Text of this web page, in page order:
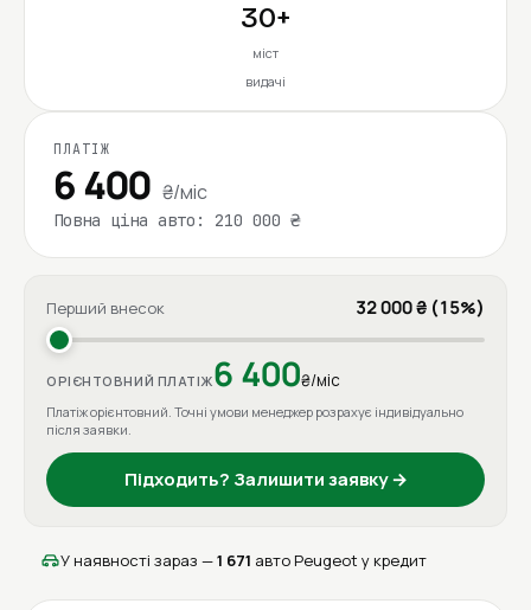
30+
міст
видачі
ПЛАТІЖ
6 400 ₴/міс
Повна ціна авто: 210 000 ₴
Перший внесок 32 000 ₴ (15%)
ОРІЄНТОВНИЙ ПЛАТІЖ6 400₴/міс
Платіж орієнтовний. Точні умови менеджер розрахує індивідуально
після заявки.
Підходить? Залишити заявку →
У наявності зараз —1 671 авто Peugeot у кредит